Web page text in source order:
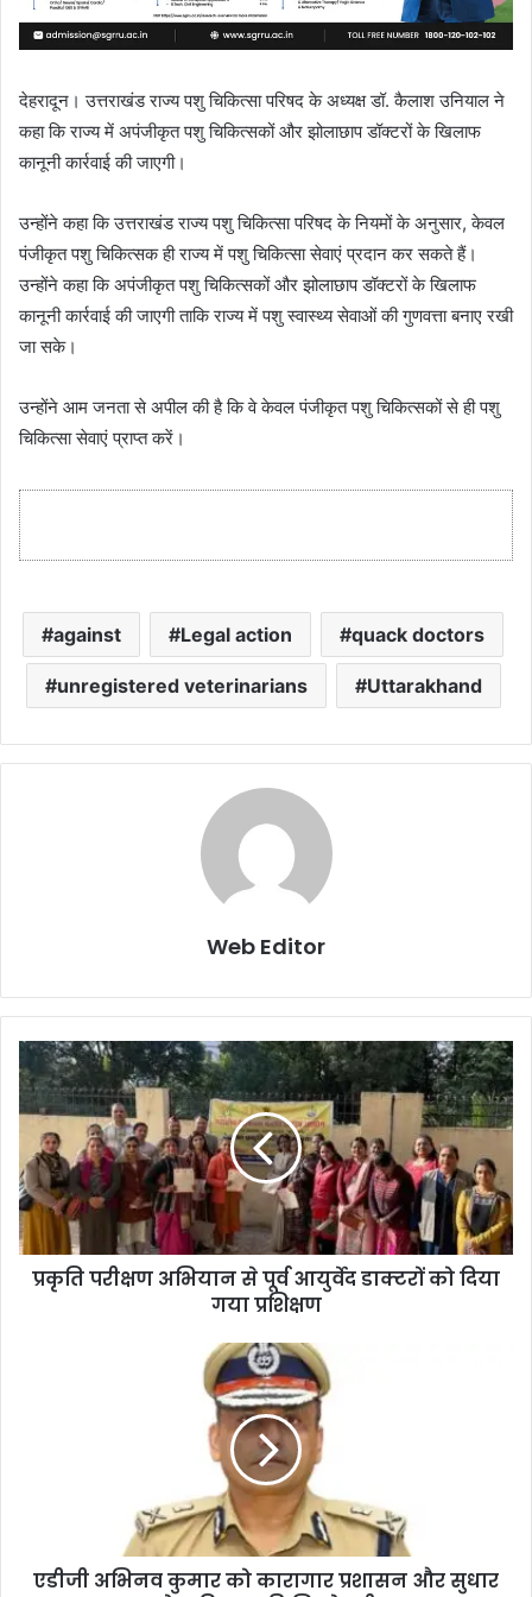
देहरादून। उत्तराखंड राज्य पशु चिकित्सा परिषद के अध्यक्ष डॉ. कैलाश उनियाल ने
कहा कि राज्य में अपंजीकृत पशु चिकित्सकों और झोलाछाप डॉक्टरों के खिलाफ
कानूनी कार्रवाई की जाएगी।
उन्होंने कहा कि उत्तराखंड राज्य पशु चिकित्सा परिषद के नियमों के अनुसार, केवल
पंजीकृत पशु चिकित्सक ही राज्य में पशु चिकित्सा सेवाएं प्रदान कर सकते हैं।
उन्होंने कहा कि अपंजीकृत पशु चिकित्सकों और झोलाछाप डॉक्टरों के खिलाफ
कानूनी कार्रवाई की जाएगी ताकि राज्य में पशु स्वास्थ्य सेवाओं की गुणवत्ता बनाए रखी
जा सके।
उन्होंने आम जनता से अपील की है कि वे केवल पंजीकृत पशु चिकित्सकों से ही पशु
चिकित्सा सेवाएं प्राप्त करें।
against Legal action quack doctors
unregistered veterinarians Uttarakhand
Web Editor
प्रकृति परीक्षण अभियान से पूर्व आयुर्वेद डाक्टरों को दिया
गया प्रशिक्षण
एडीजी अभिनव कुमार को कारागार प्रशासन और सुधार